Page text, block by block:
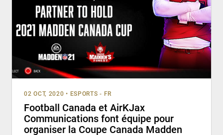
02 OCT, 2020 • ESPORTS - FR
Football Canada et AirKJax
Communications font équipe pour
organiser la Coupe Canada Madden